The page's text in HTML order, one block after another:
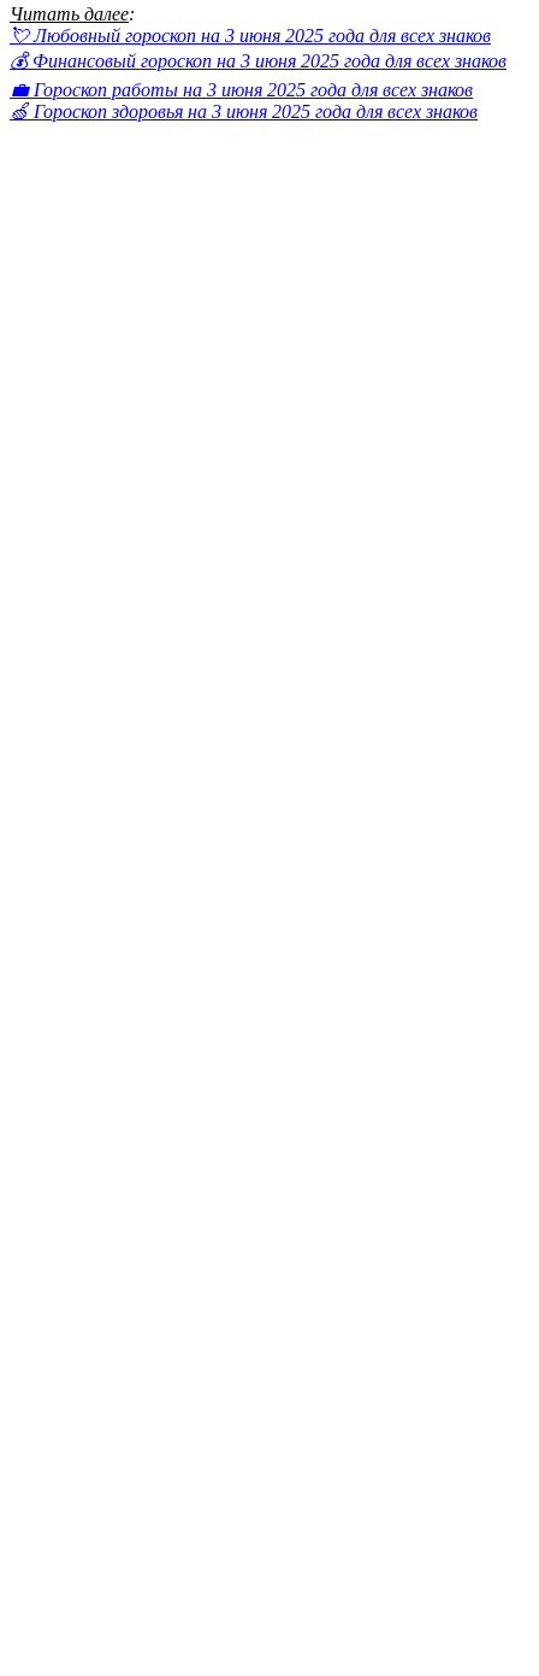
Читать далее:
💘 Любовный гороскоп на 3 июня 2025 года для всех знаков
💰 Финансовый гороскоп на 3 июня 2025 года для всех знаков
💼 Гороскоп работы на 3 июня 2025 года для всех знаков
🍏 Гороскоп здоровья на 3 июня 2025 года для всех знаков